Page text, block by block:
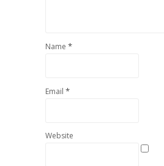
Name *
Email *
Website